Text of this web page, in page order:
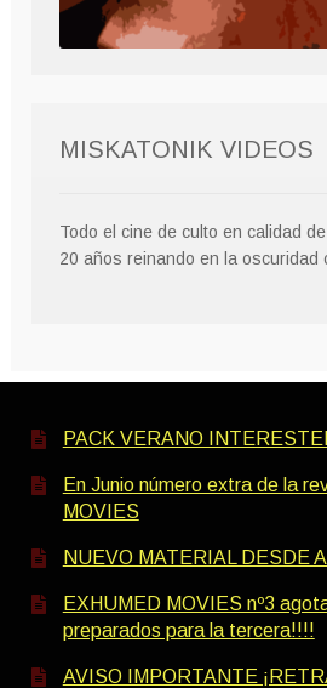
MISKATONIK VIDEOS
Todo el cine de culto en calidad
20 años reinando en la oscuridad
PACK VERANO
En Junio número extra de la
MOVIES
NUEVO MATERIAL DESDE
EXHUMED MOVIES nº3
preparados para la tercera!!!!
AVISO IMPORTANTE